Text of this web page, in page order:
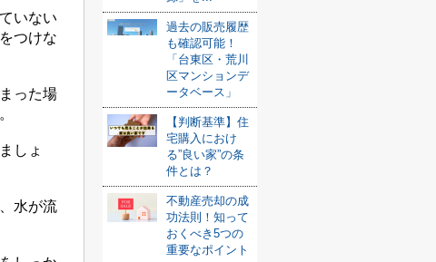
いない
つけな
った場
しょ
水が流
過去の販売履歴
も確認可能！
「台東区・荒川
区マンションデ
ータベース」
【判断基準】住
宅購入におけ
る”良い家”の条
件とは？
不動産売却の成
功法則！知って
おくべき5つの
重要なポイント